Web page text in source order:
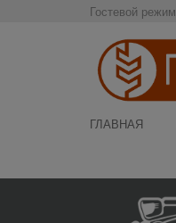
Гостевой режим
ГЛАВНАЯ